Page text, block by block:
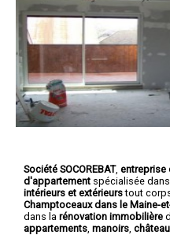
Société SOCOREBAT, entreprise
d'appartement spécialisée
intérieurs et extérieurstout
Champtoceaux dans le Maine-
dans la rénovation immobilière
appartements manoirs